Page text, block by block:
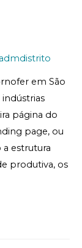
admdistrito
em São
página do
page, ou
a estrutura
produtiva, os